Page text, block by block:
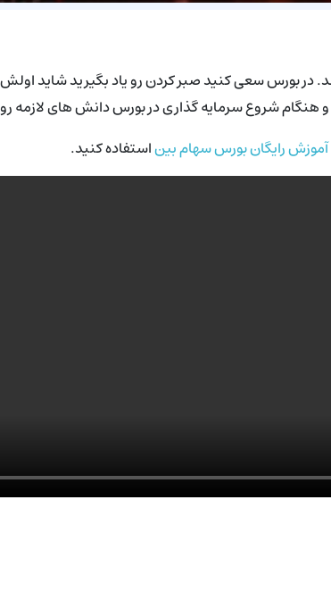
بورس سعی کنید صبر کردن رو یاد بگیرید شاید اولش
هنگام شروع سرمایه گذاری در بورس دانش های لازمه
آموزش رایگان بورس سهام بیناستفاده کنید.